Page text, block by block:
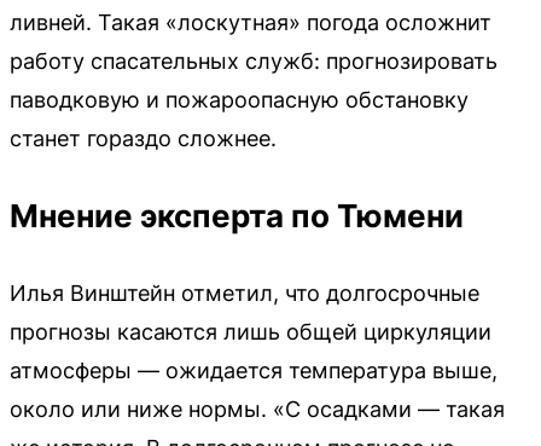
ливней. Такая «лоскутная» погода осложнит
работу спасательных служб: прогнозировать
паводковую и пожароопасную обстановку
станет гораздо сложнее.
Мнение эксперта по Тюмени
Илья Винштейн отметил, что долгосрочные
прогнозы касаются лишь общей циркуляции
атмосферы — ожидается температура выше,
около или ниже нормы. «С осадками — такая